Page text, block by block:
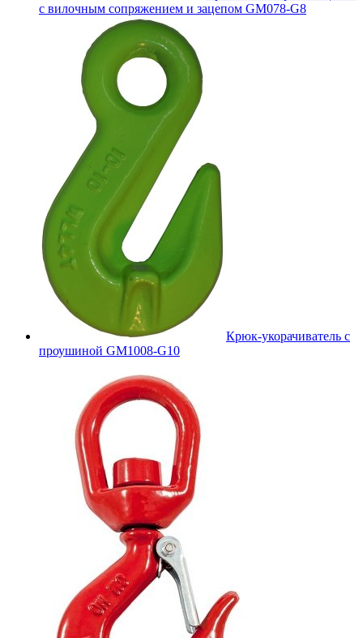
с вилочным сопряжением и зацепом GM078-G8
Крюк-укорачиватель с
проушиной GM1008-G10